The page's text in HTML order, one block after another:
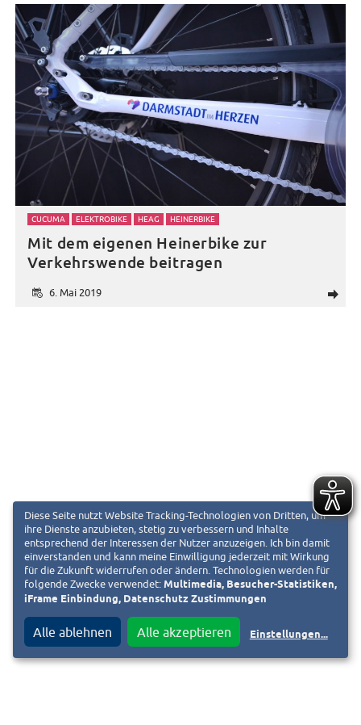
d
6. Mai 2019
CUCUMA ELEKTROBIKE HEAG HEINERBIKE
Mit dem eigenen Heinerbike zur
Verkehrswende beitragen
Diese Seite nutzt Website Tracking-Technologien von Dritten, um
ihre Dienste anzubieten, stetig zu verbessern und Inhalte
entsprechend der Interessen der Nutzer anzuzeigen. Ich bin damit
einverstanden und kann meine Einwilligung jederzeit mit Wirkung
für die Zukunft widerrufen oder ändern. Technologien werden für
folgende Zwecke verwendet: Multimedia, Besucher-Statistiken,
iFrame Einbindung, Datenschutz Zustimmungen
Alle ablehnen Alle akzeptieren Einstellungen...